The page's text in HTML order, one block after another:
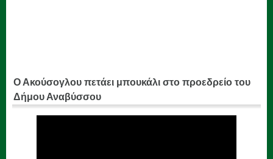
Ο Ακούσογλου πετάει μπουκάλι στο προεδρείο του
Δήμου Αναβύσσου